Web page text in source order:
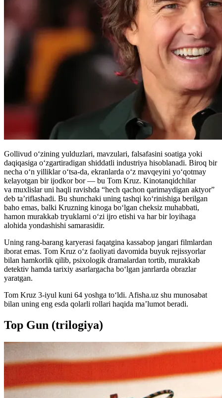
Gollivud oʻzining yulduzlari, mavzulari, falsafasini soatiga yoki
daqiqasiga oʻzgartiradigan shiddatli industriya hisoblanadi. Biroq bir
necha o‘n yilliklar o‘tsa-da, ekranlarda o‘z mavqeyini yo‘qotmay
kelayotgan bir ijodkor bor — bu Tom Kruz. Kinotanqidchilar
va muxlislar uni haqli ravishda “hech qachon qarimaydigan aktyor”
deb ta’riflashadi. Bu shunchaki uning tashqi ko‘rinishiga berilgan
baho emas, balki Kruzning kinoga bo‘lgan cheksiz muhabbati,
hamon murakkab tryuklarni o‘zi ijro etishi va har bir loyihaga
alohida yondashishi samarasidir.
Uning rang-barang karyerasi faqatgina kassabop jangari filmlardan
iborat emas. Tom Kruz o‘z faoliyati davomida buyuk rejissyorlar
bilan hamkorlik qilib, psixologik dramalardan tortib, murakkab
detektiv hamda tarixiy asarlargacha bo‘lgan janrlarda obrazlar
yaratgan.
Tom Kruz 3-iyul kuni 64 yoshga toʻldi. Afisha.uz shu munosabat
bilan uning eng esda qolarli rollari haqida ma’lumot beradi.
Top Gun (trilogiya)